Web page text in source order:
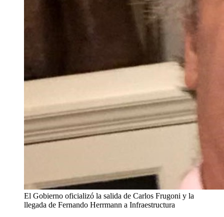
El Gobierno oficializó la salida de Carlos Frugoni y la
llegada de Fernando Herrmann a Infraestructura